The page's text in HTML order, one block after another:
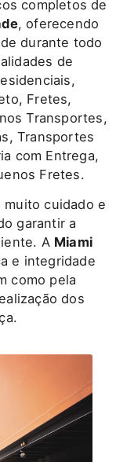
completos de
, oferecendo
durante todo
de
Fretes,
Transportes,
Transportes
com Entrega,
Fretes.
cuidado e
garantir a
A Miami
e integridade
como pela
dos